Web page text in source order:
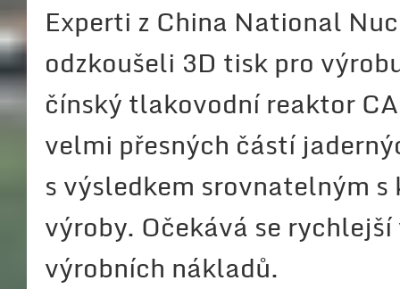
Experti z China National
odzkoušeli 3D tisk pro
čínský tlakovodní reaktor
velmi přesných částí
s výsledkem srovnatelným
výroby. Očekává se
výrobních nákladů.